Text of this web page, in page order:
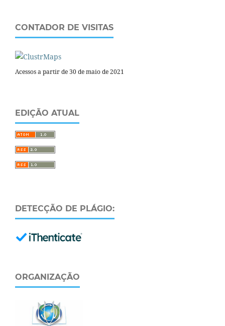
CONTADOR DE VISITAS
Acessos a partir de 30 de maio de 2021
EDIÇÃO ATUAL
DETECÇÃO DE PLÁGIO:
ORGANIZAÇÃO